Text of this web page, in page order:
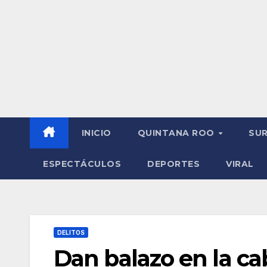
INICIO QUINTANA ROO
ESPECTÁCULOS DEPORTES VIRAL
DELITOS
Dan balazo en la